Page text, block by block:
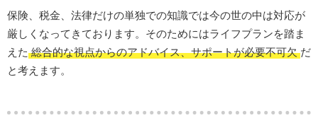
保険、税金、法律だけの単独での知識では今の世の中は対応が
厳しくなってきております。そのためにはライフプランを踏ま
えた 総合的な視点からのアドバイス、サポートが必要不可欠だ
と考えます。